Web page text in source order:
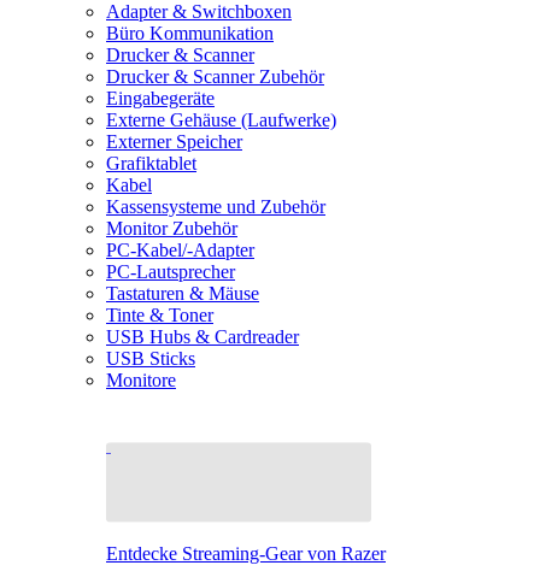
Adapter & Switchboxen
Büro Kommunikation
Drucker & Scanner
Drucker & Scanner Zubehör
Eingabegeräte
Externe Gehäuse (Laufwerke)
Externer Speicher
Grafiktablet
Kabel
Kassensysteme und Zubehör
Monitor Zubehör
PC-Kabel/-Adapter
PC-Lautsprecher
Tastaturen & Mäuse
Tinte & Toner
USB Hubs & Cardreader
USB Sticks
Monitore
Entdecke Streaming-Gear von Razer